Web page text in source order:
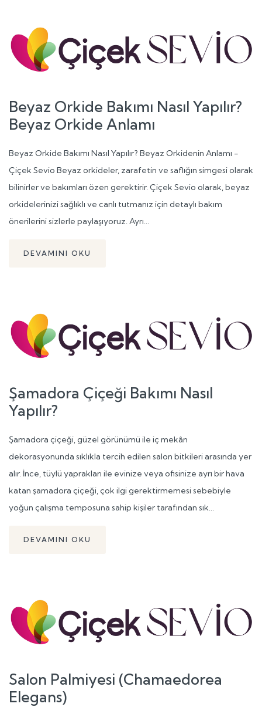
Beyaz Orkide Bakımı Nasıl Yapılır?
Beyaz Orkide Anlamı
Beyaz Orkide Bakımı Nasıl Yapılır? Beyaz Orkidenin Anlamı -
Çiçek Sevio Beyaz orkideler, zarafetin ve saflığın simgesi olarak
bilinirler ve bakımları özen gerektirir. Çiçek Sevio olarak, beyaz
orkidelerinizi sağlıklı ve canlı tutmanız için detaylı bakım
önerilerini sizlerle paylaşıyoruz. Ayrı...
DEVAMINI OKU
Şamadora Çiçeği Bakımı Nasıl
Yapılır?
Şamadora çiçeği, güzel görünümü ile iç mekân
dekorasyonunda sıklıkla tercih edilen salon bitkileri arasında yer
alır. İnce, tüylü yaprakları ile evinize veya ofisinize ayrı bir hava
katan şamadora çiçeği, çok ilgi gerektirmemesi sebebiyle
yoğun çalışma temposuna sahip kişiler tarafından sık...
DEVAMINI OKU
Salon Palmiyesi (Chamaedorea
Elegans)